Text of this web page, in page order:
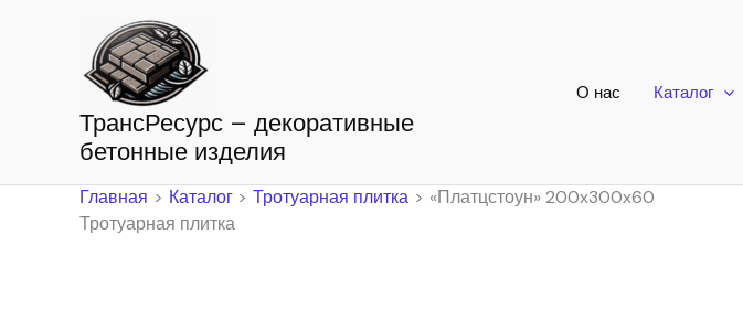
содержимому
ТрансРесурс – декоративные
бетонные изделия
О нас Каталог
Главная Каталог Тротуарная плитка
«Платцстоун» 200x300x60
Тротуарная плитка